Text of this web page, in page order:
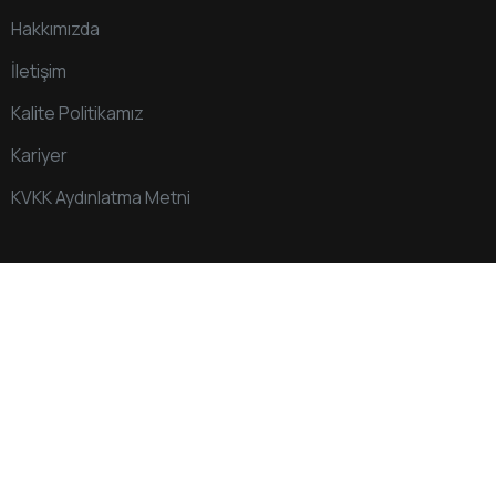
Hakkımızda
İletişim
Kalite Politikamız
Kariyer
KVKK Aydınlatma Metni